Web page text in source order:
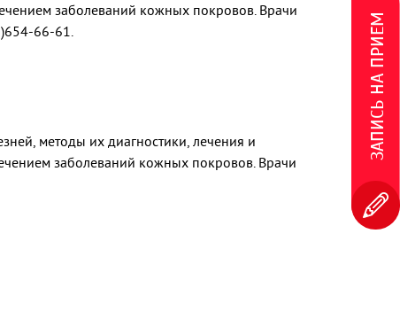
заболеваний кожных покровов. Врачи
66-61.
методы их диагностики, лечения и
заболеваний кожных покровов. Врачи
ЗАПИСЬ НА ПРИЕМ